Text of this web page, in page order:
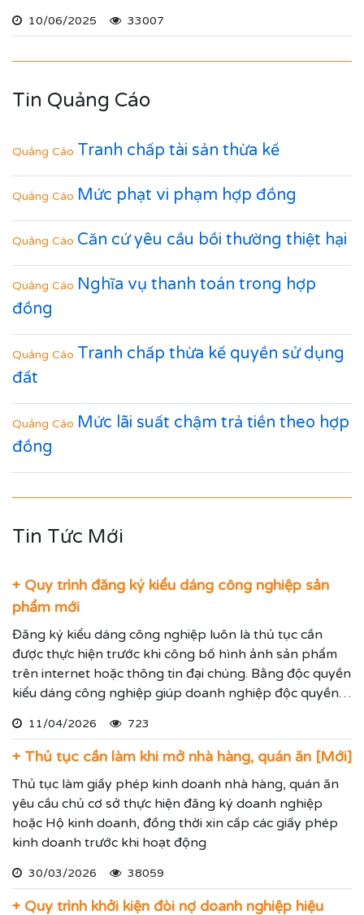
10/06/2025 33007
Tin Quảng Cáo
Quảng Cáo Tranh chấp tài sản thừa kế
Quảng Cáo Mức phạt vi phạm hợp đồng
Quảng Cáo Căn cứ yêu cầu bồi thường thiệt hại
Quảng Cáo Nghĩa vụ thanh toán trong hợp
đồng
Quảng Cáo Tranh chấp thừa kế quyền sử dụng
đất
Quảng Cáo Mức lãi suất chậm trả tiền theo hợp
đồng
Tin Tức Mới
+ Quy trình đăng ký kiểu dáng công nghiệp sản
phẩm mới
Đăng ký kiểu dáng công nghiệp luôn là thủ tục cần
được thực hiện trước khi công bố hình ảnh sản phẩm
trên internet hoặc thông tin đại chúng. Bằng độc quyền
kiểu dáng công nghiệp giúp doanh nghiệp độc quyền
hạn đến 15 năm.
11/04/2026 723
+ Thủ tục cần làm khi mở nhà hàng, quán ăn [Mới]
Thủ tục làm giấy phép kinh doanh nhà hàng, quán ăn
yêu cầu chủ cơ sở thực hiện đăng ký doanh nghiệp
hoặc Hộ kinh doanh, đồng thời xin cấp các giấy phép
kinh doanh trước khi hoạt động
30/03/2026 38059
+ Quy trình khởi kiện đòi nợ doanh nghiệp hiệu